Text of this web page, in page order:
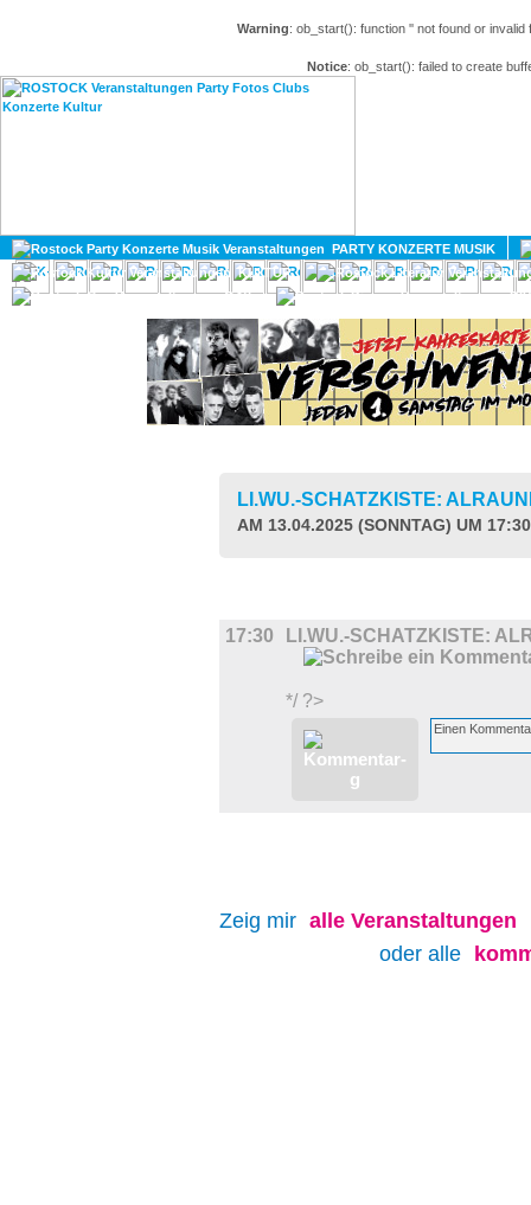
Warning: ob_start(): function '' not found or
Notice: ob_start(): failed to create
PARTY KONZERTE MUSIK
KULTUR
GAY
LI.WU.-SCHATZKISTE:
AM 13.04.2025 (SONNTAG) UM
17:30 LI.WU.-SCHATZKISTE:
*/ ?>
Zeig mir alle Veranstaltungen
oder alle